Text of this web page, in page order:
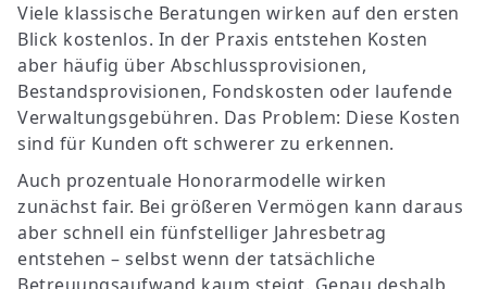
Viele klassische Beratungen wirken auf den ersten
Blick kostenlos. In der Praxis entstehen Kosten
aber häufig über Abschlussprovisionen,
Bestandsprovisionen, Fondskosten oder laufende
Verwaltungsgebühren. Das Problem: Diese Kosten
sind für Kunden oft schwerer zu erkennen.
Auch prozentuale Honorarmodelle wirken
zunächst fair. Bei größeren Vermögen kann daraus
aber schnell ein fünfstelliger Jahresbetrag
entstehen – selbst wenn der tatsächliche